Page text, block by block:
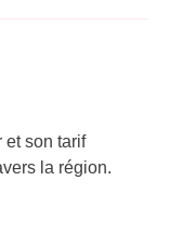
et son tarif
la région.